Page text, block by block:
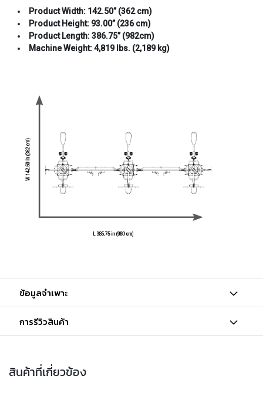
Product Width: 142.50” (362 cm)
Product Height: 93.00” (236 cm)
Product Length: 386.75” (982cm)
Machine Weight: 4,819 lbs. (2,189 kg)
ข้อมูลจำเพาะ
การรีวิวสินค้า
สินค้าที่เกี่ยวข้อง